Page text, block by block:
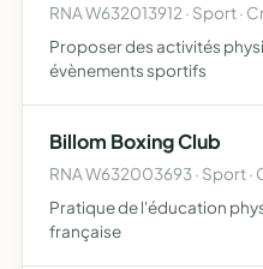
RNA W632013912 · Sport ·
Proposer des activités
évènements sportifs
Billom Boxing Club
RNA W632003693 · Sport ·
Pratique de l'éducation
française